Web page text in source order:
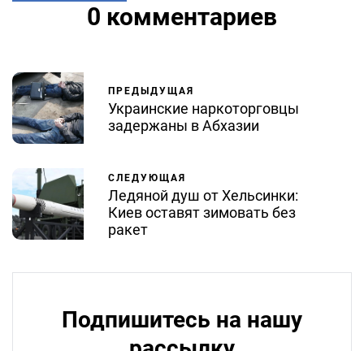
0 комментариев
ПРЕДЫДУЩАЯ
Украинские наркоторговцы
задержаны в Абхазии
СЛЕДУЮЩАЯ
Ледяной душ от Хельсинки:
Киев оставят зимовать без
ракет
Подпишитесь на нашу